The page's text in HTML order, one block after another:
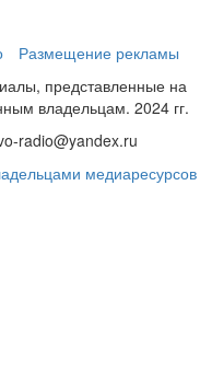
Размещение рекламы
представленные на
владельцам. 2024 гг.
radio@yandex.ru
медиаресурсов